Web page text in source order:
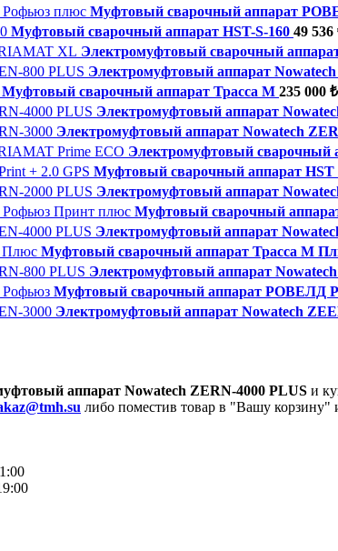
Муфтовый сварочный аппарат
Муфтовый сварочный аппарат HST-S-160 49 536
Электромуфтовый сварочный
Электромуфтовый аппарат
Муфтовый сварочный аппарат Трасса М 235 000 ₺
Электромуфтовый аппарат
Электромуфтовый аппарат Nowatech
Электромуфтовый сварочный
Муфтовый сварочный аппарат HST
Электромуфтовый аппарат
Муфтовый сварочный
Электромуфтовый аппарат
Муфтовый сварочный аппарат Трасса М
Электромуфтовый аппарат
Муфтовый сварочный аппарат РОВЕЛД
Электромуфтовый аппарат Nowatech
аппарат Nowatech ZERN-4000 PLUS и
либо поместив товар в "Вашу корзину"